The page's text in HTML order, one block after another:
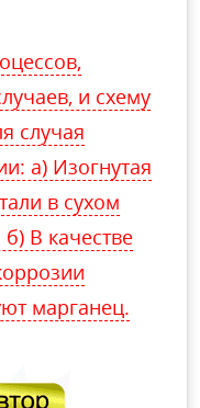
и схему
случая
а) Изогнутая
в сухом
В качестве
марганец.